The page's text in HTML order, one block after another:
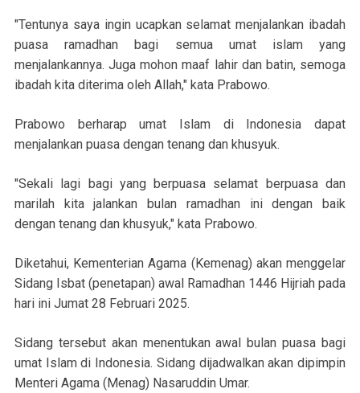
"Tentunya saya ingin ucapkan selamat menjalankan ibadah
puasa ramadhan bagi semua umat islam yang
menjalankannya. Juga mohon maaf lahir dan batin, semoga
ibadah kita diterima oleh Allah," kata Prabowo.
Prabowo berharap umat Islam di Indonesia dapat
menjalankan puasa dengan tenang dan khusyuk.
"Sekali lagi bagi yang berpuasa selamat berpuasa dan
marilah kita jalankan bulan ramadhan ini dengan baik
dengan tenang dan khusyuk," kata Prabowo.
Diketahui, Kementerian Agama (Kemenag) akan menggelar
Sidang Isbat (penetapan) awal Ramadhan 1446 Hijriah pada
hari ini Jumat 28 Februari 2025.
Sidang tersebut akan menentukan awal bulan puasa bagi
umat Islam di Indonesia. Sidang dijadwalkan akan dipimpin
Menteri Agama (Menag) Nasaruddin Umar.